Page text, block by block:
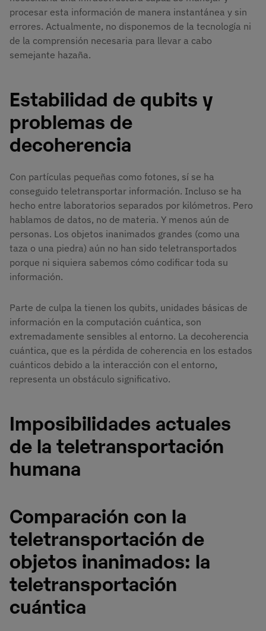
procesar esta información de manera instantánea y sin
errores. Actualmente, no disponemos de la tecnología ni
de la comprensión necesaria para llevar a cabo
semejante hazaña.
Estabilidad de qubits y
problemas de
decoherencia
Con partículas pequeñas como fotones, sí se ha
conseguido teletransportar información. Incluso se ha
hecho entre laboratorios separados por kilómetros. Pero
hablamos de datos, no de materia. Y menos aún de
personas. Los objetos inanimados grandes (como una
taza o una piedra) aún no han sido teletransportados
porque ni siquiera sabemos cómo codificar toda su
información.
Parte de culpa la tienen los qubits, unidades básicas de
información en la computación cuántica, son
extremadamente sensibles al entorno. La decoherencia
cuántica, que es la pérdida de coherencia en los estados
cuánticos debido a la interacción con el entorno,
representa un obstáculo significativo.
Imposibilidades actuales
de la teletransportación
humana
Comparación con la
teletransportación de
objetos inanimados: la
teletransportación
cuántica